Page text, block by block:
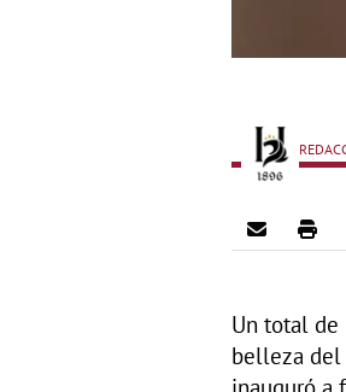
Un total de
belleza del